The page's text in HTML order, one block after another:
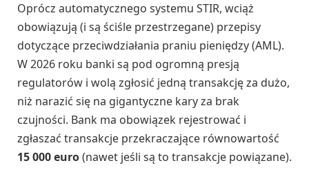
Oprócz automatycznego systemu STIR, wciąż
obowiązują (i są ściśle przestrzegane) przepisy
dotyczące przeciwdziałania praniu pieniędzy (AML).
W 2026 roku banki są pod ogromną presją
regulatorów i wolą zgłosić jedną transakcję za dużo,
niż narazić się na gigantyczne kary za brak
czujności. Bank ma obowiązek rejestrować i
zgłaszać transakcje przekraczające równowartość
15 000 euro(nawet jeśli są to transakcje powiązane).